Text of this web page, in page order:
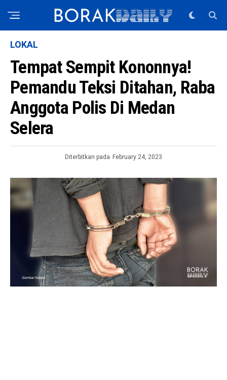
LOKAL
Tempat Sempit Kononnya!
Pemandu Teksi Ditahan, Raba
Anggota Polis Di Medan
Selera
Diterbitkan pada February 24, 2023